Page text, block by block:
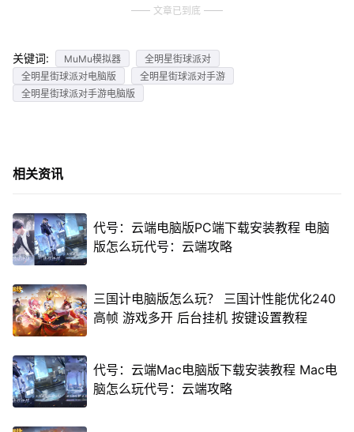
文章已到底
关键词: MuMu模拟器
全明星街球派对
全明星街球派对电脑版
全明星街球派对手游
全明星街球派对手游电脑版
相关资讯
代号：云端电脑版PC端下载安装教程 电脑
版怎么玩代号：云端攻略
三国计电脑版怎么玩？ 三国计性能优化240
高帧 游戏多开 后台挂机 按键设置教程
代号：云端Mac电脑版下载安装教程 Mac电
脑怎么玩代号：云端攻略